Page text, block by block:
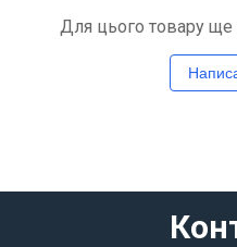
Для цього товару ще